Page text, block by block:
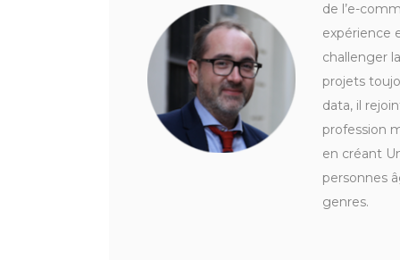
de l’e-
expérience
challenger
projets
data, il
profession
en créant
personnes
genres.